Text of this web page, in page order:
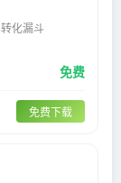
化漏斗
免费
免费下载